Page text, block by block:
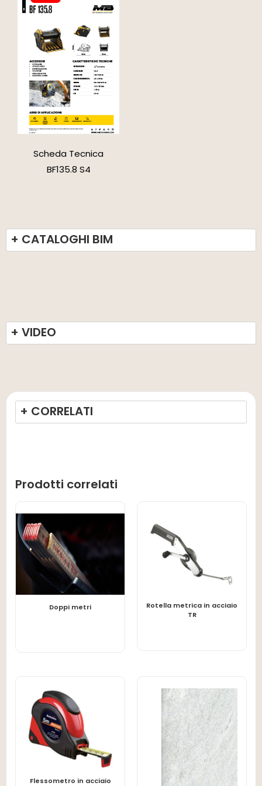
Scheda Tecnica
BF135.8 S4
+ CATALOGHI BIM
+ VIDEO
+ CORRELATI
Prodotti correlati
LEGGI TUTTO
Doppi metri LEGGI TUTTO
Rotella metrica in acciaio
TR
LEGGI TUTTO
Flessometro in acciaio